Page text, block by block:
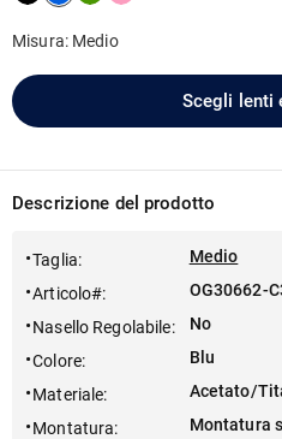
Misura: Medio
Scegli lenti
Descrizione del prodotto
Taglia:
Medio
Articolo#:
OG30662-
Nasello Regolabile:
No
Colore:
Blu
Materiale:
Acetato/
Montatura:
Montatura